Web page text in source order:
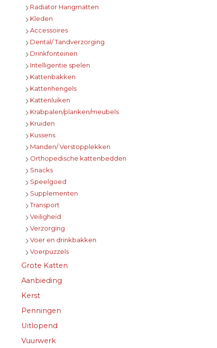
Radiator Hangmatten
Kleden
Accessoires
Dental/ Tandverzorging
Drinkfonteinen
Intelligentie spelen
Kattenbakken
Kattenhengels
Kattenluiken
Krabpalen/planken/meubels
Kruiden
Kussens
Manden/ Verstopplekken
Orthopedische kattenbedden
Snacks
Speelgoed
Supplementen
Transport
Veiligheid
Verzorging
Voer en drinkbakken
Voerpuzzels
Grote Katten
Aanbieding
Kerst
Penningen
Uitlopend
Vuurwerk